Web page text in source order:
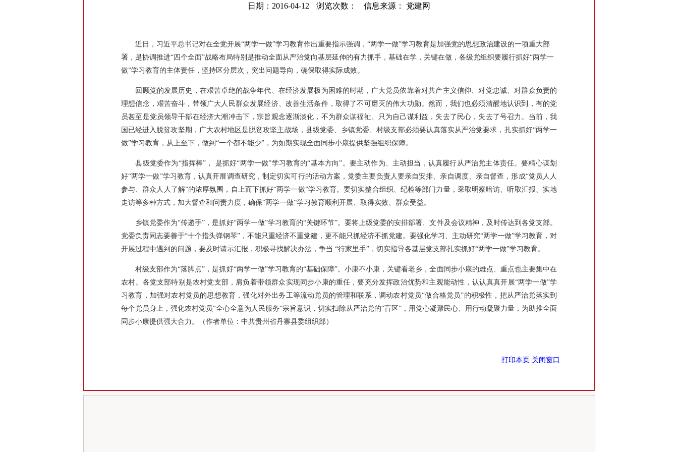
日期：2016-04-12 浏览次数： 信息来源： 党建网
近日，习近平总书记对在全党开展“两学一做”学习教育作出重要指示强调，“两学一做”学习教育是加强党的思想政治建设的一项重大部
署，是协调推进“四个全面”战略布局特别是推动全面从严治党向基层延伸的有力抓手，基础在学，关键在做，各级党组织要履行抓好“两学一
做”学习教育的主体责任，坚持区分层次，突出问题导向，确保取得实际成效。
回顾党的发展历史，在艰苦卓绝的战争年代、在经济发展极为困难的时期，广大党员依靠着对共产主义信仰、对党忠诚、对群众负责的
理想信念，艰苦奋斗，带领广大人民群众发展经济、改善生活条件，取得了不可磨灭的伟大功勋。然而，我们也必须清醒地认识到，有的党
员甚至是党员领导干部在经济大潮冲击下，宗旨观念逐渐淡化，不为群众谋福祉、只为自己谋利益，失去了民心，失去了号召力。当前，我
国已经进入脱贫攻坚期，广大农村地区是脱贫攻坚主战场，县级党委、乡镇党委、村级支部必须要认真落实从严治党要求，扎实抓好“两学一
做”学习教育，从上至下，做到“一个都不能少”，为如期实现全面同步小康提供坚强组织保障。
县级党委作为“指挥棒”， 是抓好“两学一做”学习教育的“基本方向”。要主动作为、主动担当，认真履行从严治党主体责任。要精心谋划
好“两学一做”学习教育，认真开展调查研究，制定切实可行的活动方案，党委主要负责人要亲自安排、亲自调度、亲自督查，形成“党员人人
参与、群众人人了解”的浓厚氛围，自上而下抓好“两学一做”学习教育。要切实整合组织、纪检等部门力量，采取明察暗访、听取汇报、实地
走访等多种方式，加大督查和问责力度，确保“两学一做”学习教育顺利开展、取得实效、群众受益。
乡镇党委作为“传递手”，是抓好“两学一做”学习教育的“关键环节”。要将上级党委的安排部署、文件及会议精神，及时传达到各党支部。
党委负责同志要善于“十个指头弹钢琴”，不能只重经济不重党建，更不能只抓经济不抓党建。要强化学习、主动研究“两学一做”学习教育，对
开展过程中遇到的问题，要及时请示汇报，积极寻找解决办法，争当 “行家里手”，切实指导各基层党支部扎实抓好“两学一做”学习教育。
村级支部作为“落脚点”，是抓好“两学一做”学习教育的“基础保障”。小康不小康，关键看老乡，全面同步小康的难点、重点也主要集中在
农村。各党支部特别是农村党支部，肩负着带领群众实现同步小康的重任，要充分发挥政治优势和主观能动性，认认真真开展“两学一做”学
习教育，加强对农村党员的思想教育，强化对外出务工等流动党员的管理和联系，调动农村党员“做合格党员”的积极性，把从严治党落实到
每个党员身上，强化农村党员“全心全意为人民服务”宗旨意识，切实扫除从严治党的“盲区”，用党心凝聚民心、用行动凝聚力量，为助推全面
同步小康提供强大合力。（作者单位：中共贵州省丹寨县委组织部）
打印本页 关闭窗口